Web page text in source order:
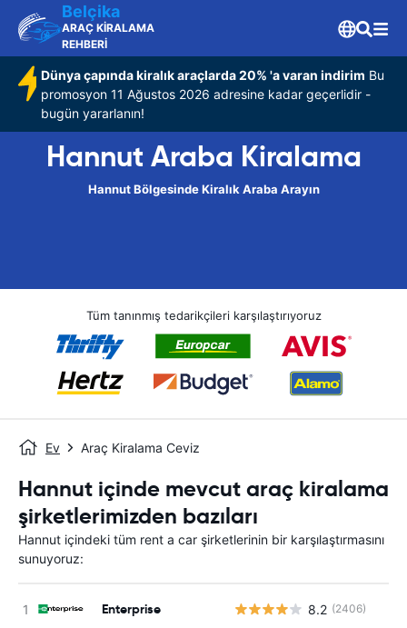
Belçika
ARAÇ KİRALAMA
REHBERİ
Dünya çapında kiralık araçlarda 20% 'a varan indirim Bu
promosyon 11 Ağustos 2026 adresine kadar geçerlidir -
bugün yararlanın!
Hannut Araba Kiralama
Hannut Bölgesinde Kiralık Araba Arayın
Tüm tanınmış tedarikçileri karşılaştırıyoruz
Ev Araç Kiralama Ceviz
Hannut içinde mevcut araç kiralama
şirketlerimizden bazıları
Hannut içindeki tüm rent a car şirketlerinin bir karşılaştırmasını
sunuyoruz:
Enterprise 8.2 (2406)